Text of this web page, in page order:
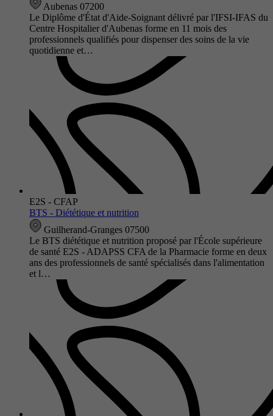
Aubenas 07200
Le Diplôme d'État d'Aide-Soignant délivré par l'IFSI-IFAS du
Centre Hospitalier d'Aubenas forme en 11 mois des
professionnels qualifiés pour dispenser des soins de la vie
quotidienne et…
E2S - CFAP
BTS - Diététique et nutrition
Guilherand-Granges 07500
Le BTS diététique et nutrition proposé par l'École supérieure
de santé E2S - ADAPSS CFA de la Pharmacie forme en deux
ans des professionnels de santé spécialisés dans l'alimentation
et l…